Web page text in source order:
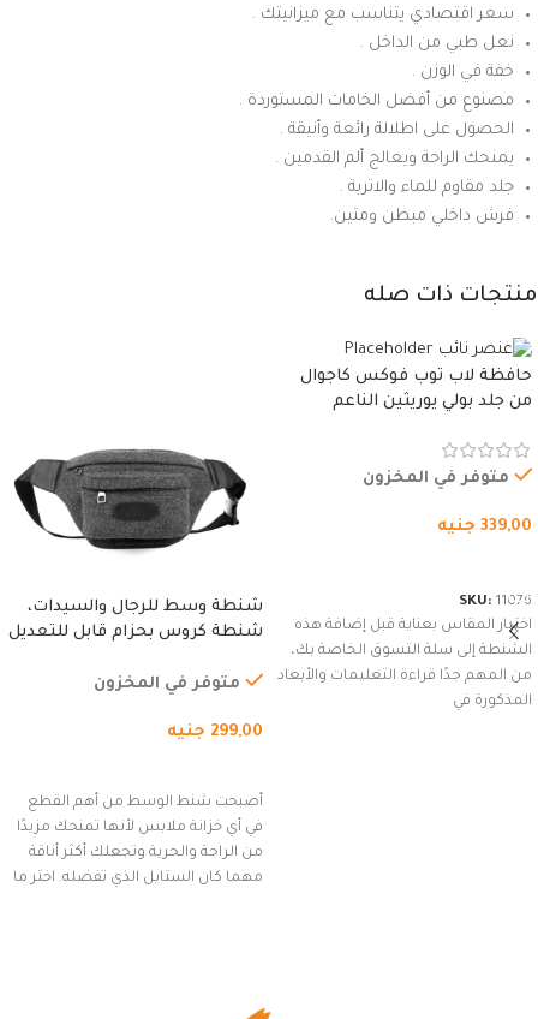
سعر اقتصادي يتناسب مع ميزانيتك .
نعل طبي من الداخل .
خفة في الوزن .
مصنوع من أفضل الخامات المستوردة .
الحصول على اطلالة رائعة وأنيقة .
يمنحك الراحة ويعالج ألم القدمين .
جلد مقاوم للماء والاتربة .
فرش داخلي مبطن ومتين.
منتجات ذات صله
حافظة لاب توب فوكس كاجوال
من جلد بولي يوريثين الناعم
وسوستة.
متوفر في المخزون
339,00 جنيه
SKU: 11076
اختيار المقاس بعناية قبل إضافة هذه
الشنطة إلى سلة التسوق الخاصة بك،
من المهم جدًا قراءة التعليمات والأبعاد
المذكورة في
شنطة وسط للرجال والسيدات،
شنطة كروس بحزام قابل للتعديل
السفر، الجري العادي، المشي
(رمادي)
متوفر في المخزون
299,00 جنيه
أصبحت شنط الوسط من أهم القطع
في أي خزانة ملابس لأنها تمنحك مزيدًا
من الراحة والحرية وتجعلك أكثر أناقة
مهما كان الستايل الذي تفضله. اختر ما